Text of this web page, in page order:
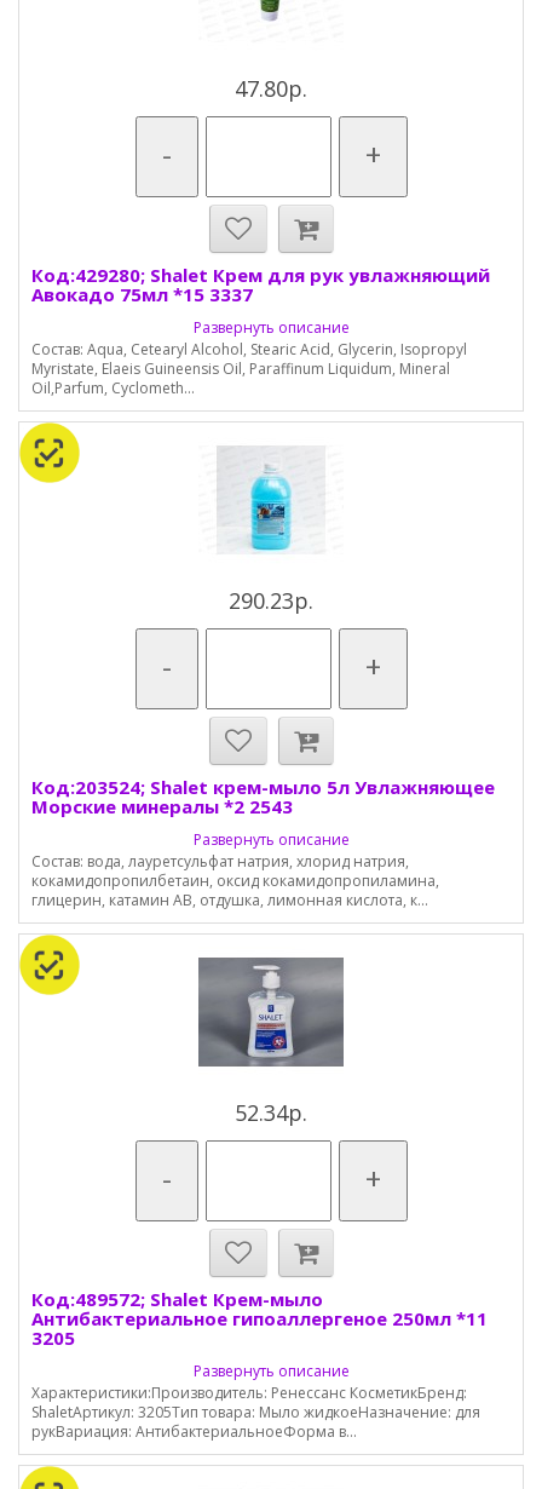
47.80р.
- +
Код:429280; Shalet Крем для рук увлажняющий
Авокадо 75мл *15 3337
Развернуть описание
Состав: Aqua, Cetearyl Alcohol, Stearic Acid, Glycerin, Isopropyl
Myristate, Elaeis Guineensis Oil, Paraffinum Liquidum, Mineral
Oil,Parfum, Cyclometh...
290.23р.
- +
Код:203524; Shalet крем-мыло 5л Увлажняющее
Морские минералы *2 2543
Развернуть описание
Состав: вода, лауретсульфат натрия, хлорид натрия,
кокамидопропилбетаин, оксид кокамидопропиламина,
глицерин, катамин AB, отдушка, лимонная кислота, к...
52.34р.
- +
Код:489572; Shalet Крем-мыло
Антибактериальное гипоаллергеное 250мл *11
3205
Развернуть описание
Характеристики:Производитель: Ренессанс КосметикБренд:
ShaletАртикул: 3205Тип товара: Мыло жидкоеНазначение: для
рукВариация: АнтибактериальноеФорма в...